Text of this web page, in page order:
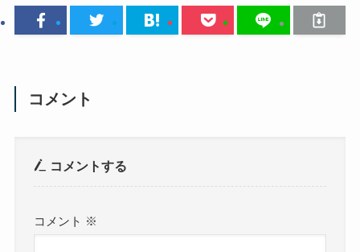
コメント
コメントする
コメント ※